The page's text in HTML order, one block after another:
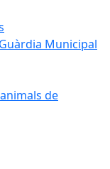
Municipal
de